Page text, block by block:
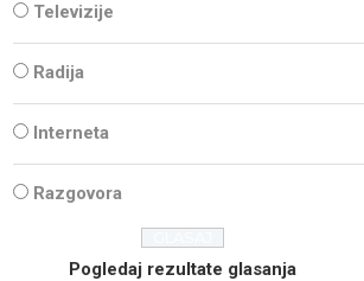
Televizije
Radija
Interneta
Razgovora
Pogledaj rezultate glasanja